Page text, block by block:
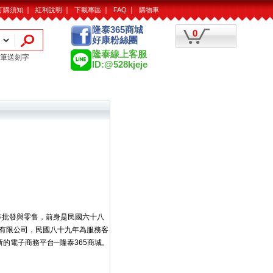
購須知｜ 紅利說明｜ 下載專區｜ FAQ｜ 購物車
送刻字
隆泰365商城
好康粉絲團
隆泰線上客服
ID:@528kjeje
發與零售，前身是民國六十八
限公司，民國八十九年為服務客
電子商務平台─隆泰365商城。
0